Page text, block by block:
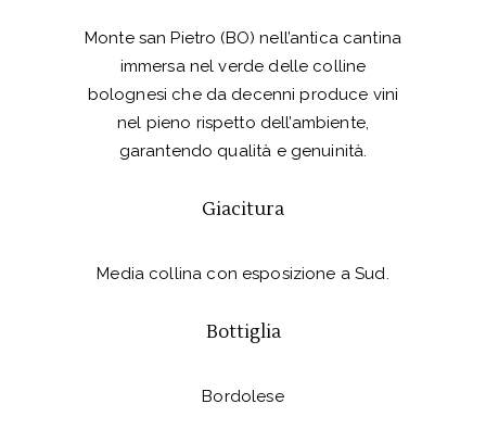
Monte san Pietro (BO) nell’antica cantina
immersa nel verde delle colline
bolognesi che da decenni produce vini
nel pieno rispetto dell’ambiente,
garantendo qualità e genuinità.
Giacitura
Media collina con esposizione a Sud.
Bottiglia
Bordolese